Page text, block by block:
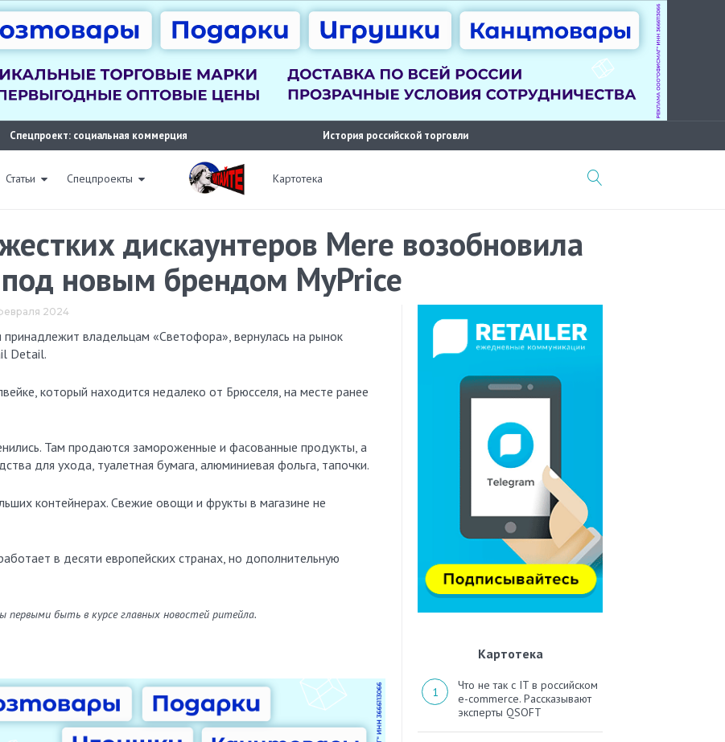
Спецпроект: социальная коммерция История российской торговли
Статьи Спецпроекты Картотека
дискаунтеров Mere возобновила
новым брендом MyPrice
2024
Detail.
который находится недалеко от Брюсселя, на месте ранее
Там продаются замороженные и фасованные продукты, а
для ухода, туалетная бумага, алюминиевая фольга, тапочки.
контейнерах. Свежие овощи и фрукты в магазине не
в десяти европейских странах, но дополнительную
первыми быть в курсе главных новостей ритейла.
Картотека
Что не так с IT в российском
e-commerce. Рассказывают
эксперты QSOFT